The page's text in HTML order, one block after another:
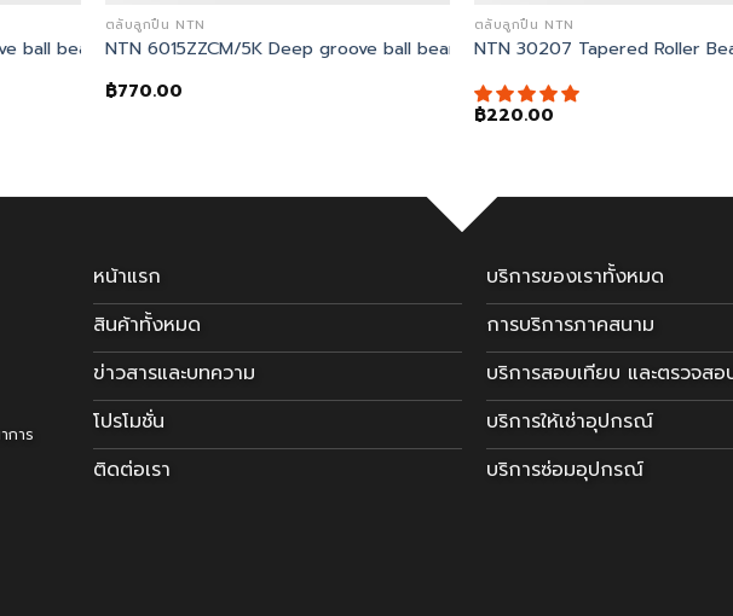
ball bearing
ตลับลูกปืน NTN
NTN 6015ZZCM/5K Deep groove ball bearing
฿770.00
ตลับลูกปืน NTN
NTN 30207 Tapered Roller
฿220.00
การ
หน้าแรก
สินค้าทั้งหมด
ข่าวสารและบทความ
โปรโมชั่น
ติดต่อเรา
บริการของเราทั้งหมด
การบริการภาคสนาม
บริการสอบเทียบ และตรวจสอ
บริการให้เช่าอุปกรณ์
บริการซ่อมอุปกรณ์